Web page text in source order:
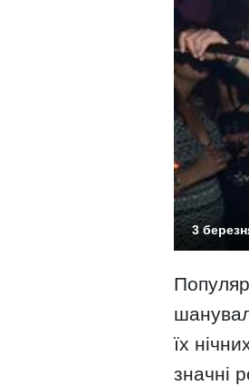
3
їх
значні